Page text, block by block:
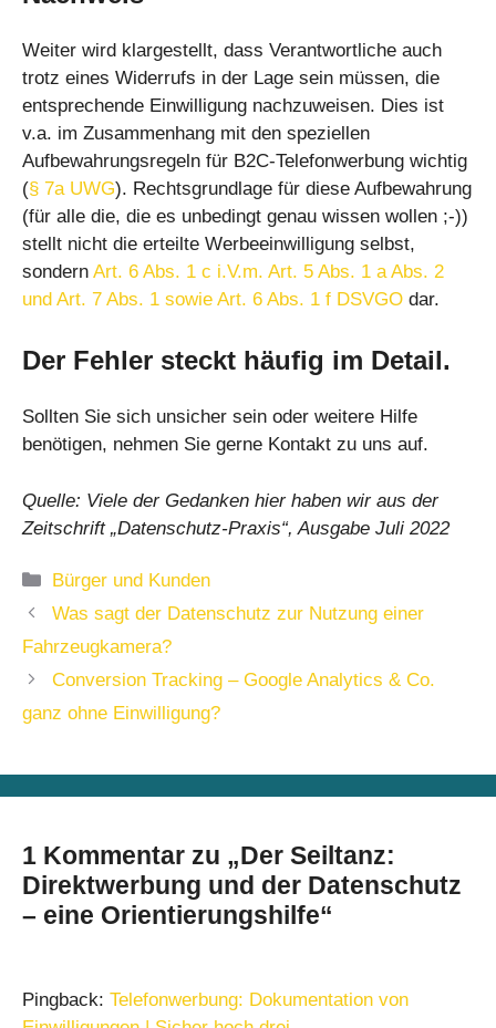
Weiter wird klargestellt, dass Verantwortliche auch
trotz eines Widerrufs in der Lage sein müssen, die
entsprechende Einwilligung nachzuweisen. Dies ist
v.a. im Zusammenhang mit den speziellen
Aufbewahrungsregeln für B2C-Telefonwerbung wichtig
(§ 7a UWG). Rechtsgrundlage für diese Aufbewahrung
(für alle die, die es unbedingt genau wissen wollen ;-))
stellt nicht die erteilte Werbeeinwilligung selbst,
sondern Art. 6 Abs. 1 c i.V.m. Art. 5 Abs. 1 a Abs. 2
und Art. 7 Abs. 1 sowie Art. 6 Abs. 1 f DSVGO dar.
Der Fehler steckt häufig im Detail.
Sollten Sie sich unsicher sein oder weitere Hilfe
benötigen, nehmen Sie gerne Kontakt zu uns auf.
Quelle: Viele der Gedanken hier haben wir aus der
Zeitschrift „Datenschutz-Praxis“, Ausgabe Juli 2022
Kategorien
Bürger und Kunden
Was sagt der Datenschutz zur Nutzung einer
Fahrzeugkamera?
Conversion Tracking – Google Analytics & Co.
ganz ohne Einwilligung?
1 Kommentar zu „Der Seiltanz:
Direktwerbung und der Datenschutz
– eine Orientierungshilfe“
Pingback: Telefonwerbung: Dokumentation von